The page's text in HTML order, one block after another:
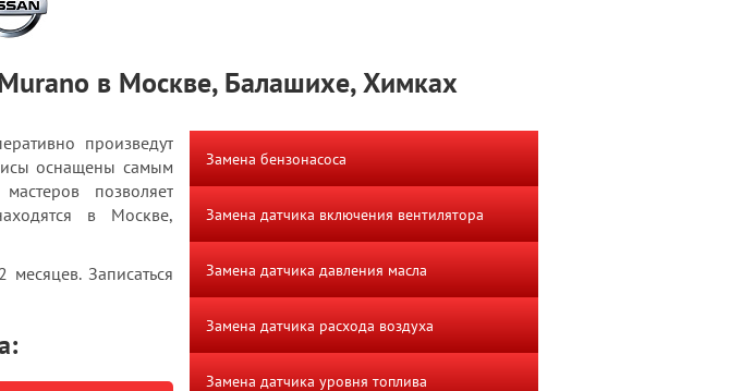
в Москве, Балашихе, Химках
произведут
оснащены самым
позволяет
в Москве,
Записаться
Замена бензонасоса
Замена датчика включения вентилятора
Замена датчика давления масла
Замена датчика расхода воздуха
Замена датчика уровня топлива